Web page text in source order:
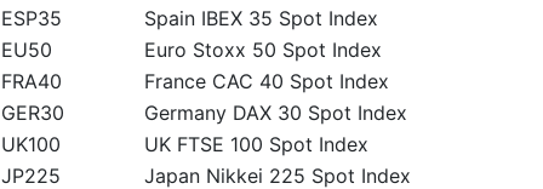
ESP35
Spain IBEX 35 Spot Index
EU50
Euro Stoxx 50 Spot Index
FRA40
France CAC 40 Spot Index
GER30
Germany DAX 30 Spot Index
UK100
UK FTSE 100 Spot Index
JP225
Japan Nikkei 225 Spot Index